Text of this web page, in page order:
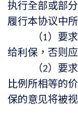
执行全部或部
履行本协议中
（1）要求客
给利保，否则
（2）要求客
比例所相等的
保的意见将被